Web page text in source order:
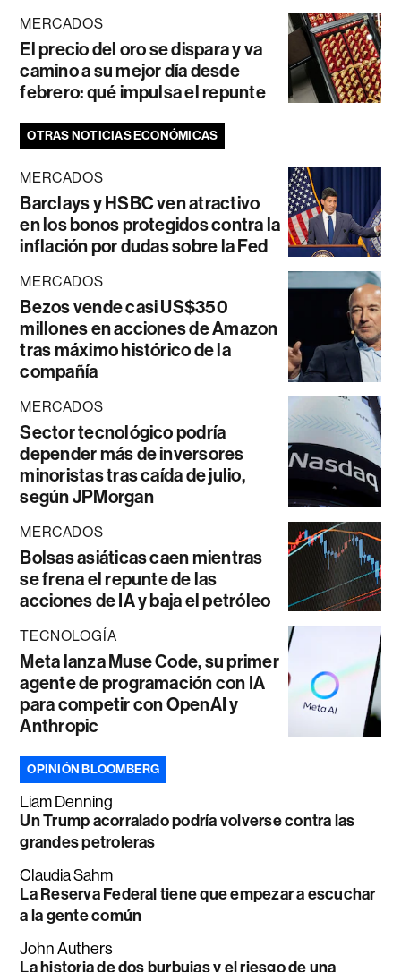
MERCADOS
El precio del oro se dispara y va
camino a su mejor día desde
febrero: qué impulsa el repunte
OTRAS NOTICIAS ECONÓMICAS
MERCADOS
Barclays y HSBC ven atractivo
en los bonos protegidos contra la
inflación por dudas sobre la Fed
MERCADOS
Bezos vende casi US$350
millones en acciones de Amazon
tras máximo histórico de la
compañía
MERCADOS
Sector tecnológico podría
depender más de inversores
minoristas tras caída de julio,
según JPMorgan
MERCADOS
Bolsas asiáticas caen mientras
se frena el repunte de las
acciones de IA y baja el petróleo
TECNOLOGÍA
Meta lanza Muse Code, su primer
agente de programación con IA
para competir con OpenAI y
Anthropic
OPINIÓN BLOOMBERG
Liam Denning
Un Trump acorralado podría volverse contra las
grandes petroleras
Claudia Sahm
La Reserva Federal tiene que empezar a escuchar
a la gente común
John Authers
La historia de dos burbujas y el riesgo de una